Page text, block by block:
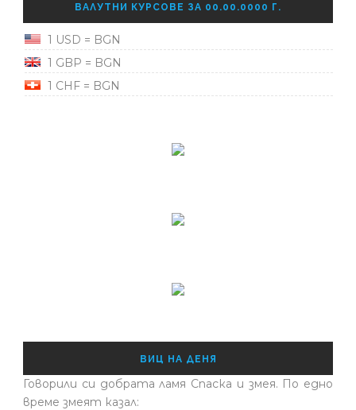
ВАЛУТНИ КУРСОВЕ ЗА 00.00.0000 Г.
1 USD = BGN
1 GBP = BGN
1 CHF = BGN
ВИЦ НА ДЕНЯ
Говорили си добрата ламя Спаска и змея. По едно
време змеят казал: